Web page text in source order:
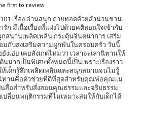
first to review
เรื่อง อ่านสนุก ถ่ายทอดด้วยสำนวนชวน
ก มีเนื้อเรื่องที่แฝงไปด้วยคติสอนใจเข้ากับ
นานเพลิดเพลิน กระตุ้นจินตนาการ เสริม
มกับส่งเสริมความผูกพันในครอบครัว วันนี้
เอ่ย เคยสังเกตไหมว่า เวลาจะเล่านิทานให้
นมากเป็นพิเศษทั้งหมดนี้เป็นเพราะเรื่องราว
เด็กรู้สึกเพลิดเพลินและสนุกสนานจนไม่รู้
ทานคือตัวช่วยที่ดีที่สุดสำหรับคุณพ่อคุณแม่
นสื่อสำหรับสั่งสอนคุณธรรมและจริยธรรม
ปลี่ยนพฤติกรรมที่ไม่เหมาะสมให้กับเด็กได้